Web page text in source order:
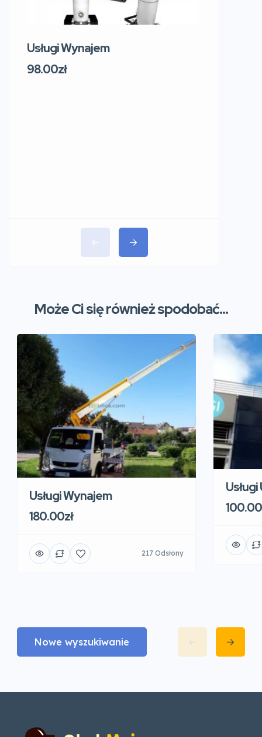
Usługi Wynajem
98.00zł
Może Ci się również spodobać...
Usługi Wynajem
180.00zł
217 Odsłony
Nowe wyszukiwanie